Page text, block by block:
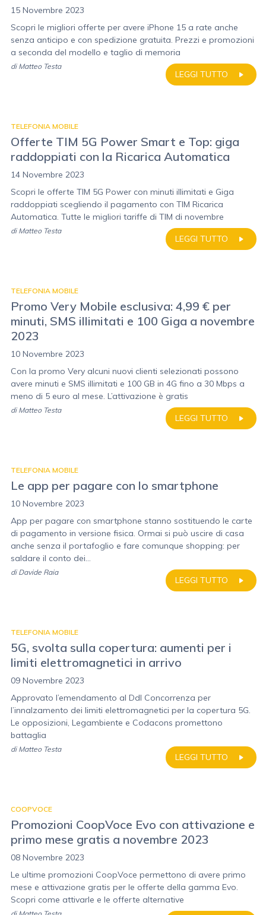
15 Novembre 2023
Scopri le migliori offerte per avere iPhone 15 a rate anche
senza anticipo e con spedizione gratuita. Prezzi e promozioni
a seconda del modello e taglio di memoria
LEGGI TUTTO
di Matteo Testa
TELEFONIA MOBILE
Offerte TIM 5G Power Smart e Top: giga
raddoppiati con la Ricarica Automatica
14 Novembre 2023
Scopri le offerte TIM 5G Power con minuti illimitati e Giga
raddoppiati scegliendo il pagamento con TIM Ricarica
Automatica. Tutte le migliori tariffe di TIM di novembre
LEGGI TUTTO
di Matteo Testa
TELEFONIA MOBILE
Promo Very Mobile esclusiva: 4,99 € per
minuti, SMS illimitati e 100 Giga a novembre
2023
10 Novembre 2023
Con la promo Very alcuni nuovi clienti selezionati possono
avere minuti e SMS illimitati e 100 GB in 4G fino a 30 Mbps a
meno di 5 euro al mese. L’attivazione è gratis
LEGGI TUTTO
di Matteo Testa
TELEFONIA MOBILE
Le app per pagare con lo smartphone
10 Novembre 2023
App per pagare con smartphone stanno sostituendo le carte
di pagamento in versione fisica. Ormai si può uscire di casa
anche senza il portafoglio e fare comunque shopping: per
saldare il conto dei...
LEGGI TUTTO
di Davide Raia
TELEFONIA MOBILE
5G, svolta sulla copertura: aumenti per i
limiti elettromagnetici in arrivo
09 Novembre 2023
Approvato l’emendamento al Ddl Concorrenza per
l’innalzamento dei limiti elettromagnetici per la copertura 5G.
Le opposizioni, Legambiente e Codacons promettono
battaglia
LEGGI TUTTO
di Matteo Testa
COOPVOCE
Promozioni CoopVoce Evo con attivazione e
primo mese gratis a novembre 2023
08 Novembre 2023
Le ultime promozioni CoopVoce permettono di avere primo
mese e attivazione gratis per le offerte della gamma Evo.
Scopri come attivarle e le offerte alternative